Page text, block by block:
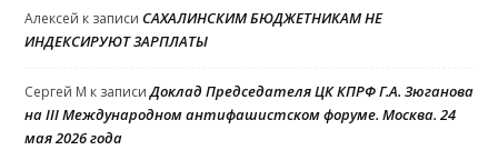
Алексей к записи САХАЛИНСКИМ БЮДЖЕТНИКАМ НЕ
ИНДЕКСИРУЮТ ЗАРПЛАТЫ
Сергей М к записиДоклад Председателя ЦК КПРФ Г.А. Зюганова
на III Международном антифашистском форуме. Москва. 24
мая 2026 года